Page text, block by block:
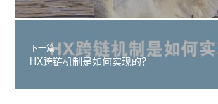
下一篇
HX跨链机制是如何实现的？